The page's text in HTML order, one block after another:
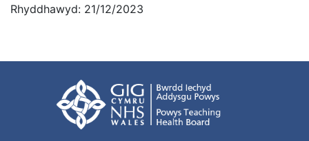
Rhyddhawyd: 21/12/2023